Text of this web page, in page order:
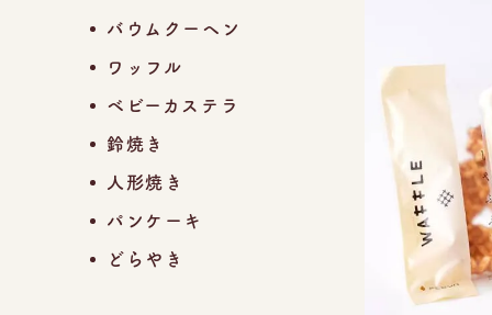
バウムクーヘン
ワッフル
ベビーカステラ
鈴焼き
人形焼き
パンケーキ
どらやき